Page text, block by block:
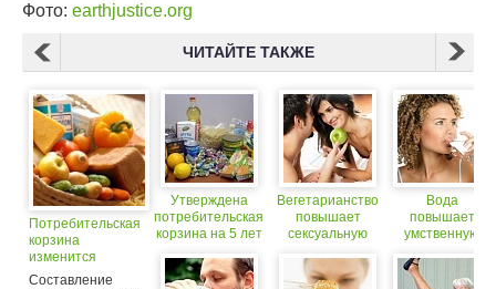
Фото: earthjustice.org
ЧИТАЙТЕ ТАКЖЕ
Потребительская
корзина
изменится
Составление
Утверждена
потребительская
корзина на 5 лет
Вегетарианство
повышает
сексуальную
Вода
повышает
умственную
14 процентов